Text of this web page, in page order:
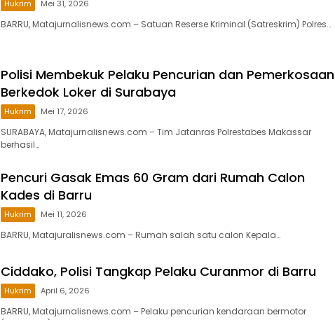
Hukrim Mei 31, 2026
BARRU, Matajurnalisnews.com – Satuan Reserse Kriminal (Satreskrim) Polres…
Polisi Membekuk Pelaku Pencurian dan Pemerkosaan
Berkedok Loker di Surabaya
Hukrim Mei 17, 2026
SURABAYA, Matajurnalisnews.com – Tim Jatanras Polrestabes Makassar
berhasil…
Pencuri Gasak Emas 60 Gram dari Rumah Calon
Kades di Barru
Hukrim Mei 11, 2026
BARRU, Matajuralisnews.com – Rumah salah satu calon Kepala…
Ciddako, Polisi Tangkap Pelaku Curanmor di Barru
Hukrim April 6, 2026
BARRU, Matajurnalisnews.com – Pelaku pencurian kendaraan bermotor